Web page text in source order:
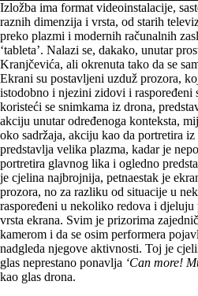
Izložba ima format videoinstalacije,
raznih dimenzija i vrsta, od starih
preko plazmi i modernih računalnih
‘tableta’. Nalazi se, dakako, unutar
Kranjčevića, ali okrenuta tako da se
Ekrani su postavljeni uzduž prozora,
istodobno i njezini zidovi i raspoređeni
koristeći se snimkama iz drona,
akciju unutar određenoga konteksta,
oko sadržaja, akciju kao da portretira
predstavlja velika plazma, kadar je
portretira glavnog lika i ogledno
je cjelina najbrojnija, petnaestak je
prozora, no za razliku od situacije u
raspoređeni u nekoliko redova i
vrsta ekrana. Svim je prizorima
kamerom i da se osim performera
nadgleda njegove aktivnosti. Toj je
glas neprestano ponavlja ‘Can more!
kao glas drona.